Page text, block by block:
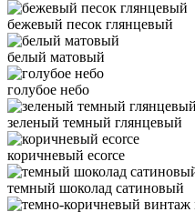
бежевый песок глянцевый
белый матовый
голубое небо
зеленый темный глянцевый
коричневый ecorce
темный шоколад сатиновый